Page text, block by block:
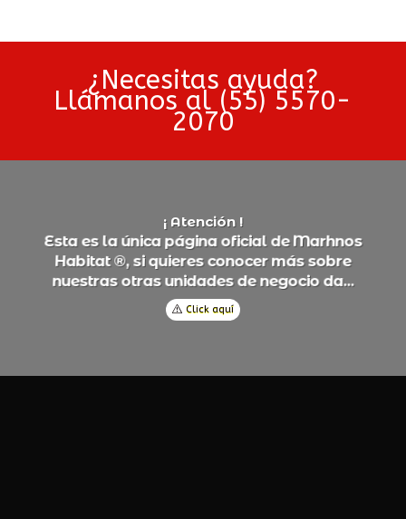
¿Necesitas ayuda?
Llámanos al (55) 5570-
2070
¡ Atención !
EstaeslaúnicapáginaoficialdeMarhnos
Habitat®,siquieresconocermássobre
nuestrasotrasunidadesdenegocioda...
Click aquí